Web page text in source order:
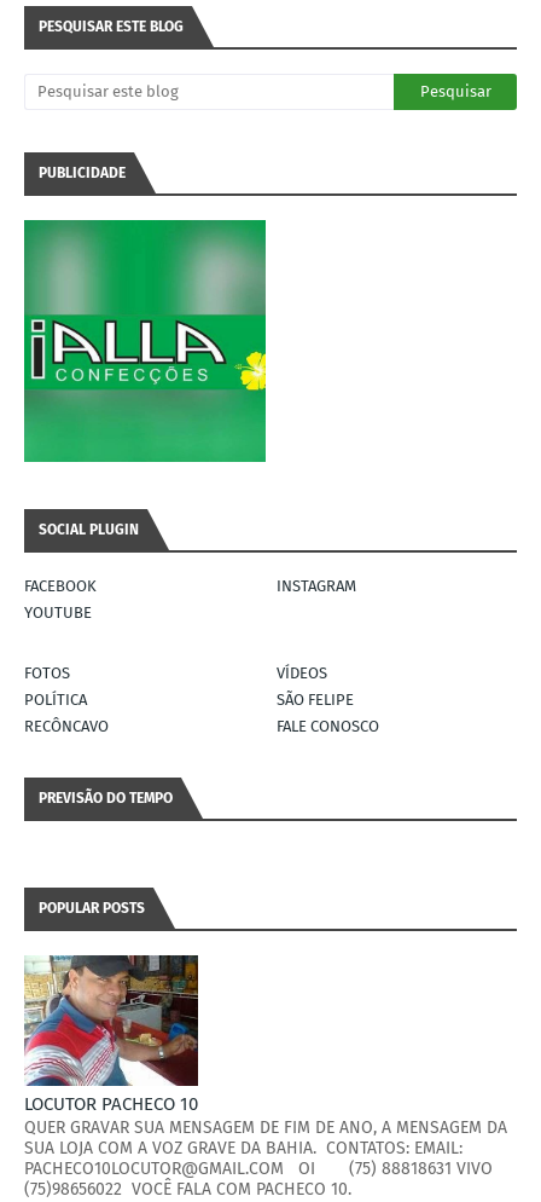
PESQUISAR ESTE BLOG
PUBLICIDADE
SOCIAL PLUGIN
FACEBOOK
INSTAGRAM
YOUTUBE
FOTOS
VÍDEOS
POLÍTICA
SÃO FELIPE
RECÔNCAVO
FALE CONOSCO
PREVISÃO DO TEMPO
POPULAR POSTS
LOCUTOR PACHECO 10
QUER GRAVAR SUA MENSAGEM DE FIM DE ANO, A MENSAGEM DA
SUA LOJA COM A VOZ GRAVE DA BAHIA. CONTATOS: EMAIL:
PACHECO10LOCUTOR@GMAIL.COM OI (75) 88818631 VIVO
(75)98656022 VOCÊ FALA COM PACHECO 10.